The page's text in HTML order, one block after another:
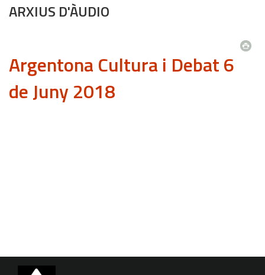
ARXIUS D'ÀUDIO
Argentona Cultura i Debat 6
de Juny 2018